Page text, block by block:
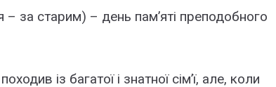
за старим) – день пам’яті преподобного
із багатої і знатної сім’ї, але, коли